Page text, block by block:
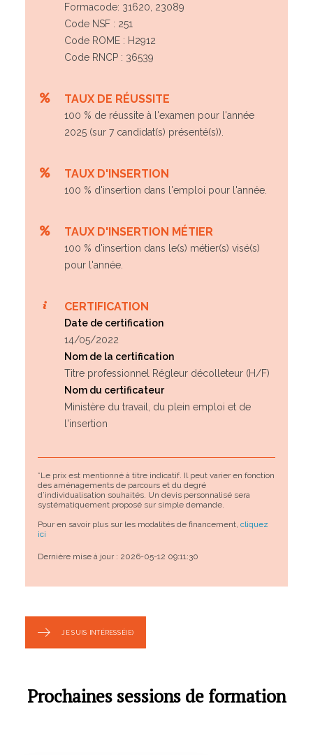
Formacode: 31620, 23089
Code NSF : 251
Code ROME : H2912
Code RNCP : 36539
TAUX DE RÉUSSITE
100 % de réussite à l'examen pour l'année
2025 (sur 7 candidat(s) présenté(s)).
TAUX D'INSERTION
100 % d'insertion dans l'emploi pour l'année.
TAUX D'INSERTION MÉTIER
100 % d'insertion dans le(s) métier(s) visé(s)
pour l'année.
CERTIFICATION
Date de certification
14/05/2022
Nom de la certification
Titre professionnel Régleur décolleteur (H/F)
Nom du certificateur
Ministère du travail, du plein emploi et de
l'insertion
*Le prix est mentionné à titre indicatif. Il peut varier en fonction
des aménagements de parcours et du degré
d’individualisation souhaités. Un devis personnalisé sera
systématiquement proposé sur simple demande.
Pour en savoir plus sur les modalités de financement, cliquez
ici
Dernière mise à jour : 2026-05-12 09:11:30
JE SUIS INTÉRESSÉ(E)
Prochaines sessions de formation